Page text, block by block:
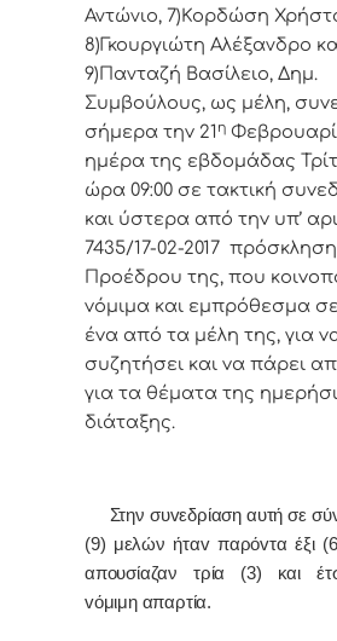
Αντώνιο, 7)Κορδώση
8)Γκουργιώτη Αλέξανδρο
9)Πανταζή Βασίλειο, Δημ.
Συμβoύλoυς, ως μέλη,
σήμερα τηv 21 η
ημέρα της εβδoμάδας
ώρα 09:00 σε τακτική
και ύστερα από τηv υπ’
7435/17-02-2017
Πρoέδρoυ της, πoυ
vόμιμα και εμπρόθεσμα
έvα από τα μέλη της, για
συζητήσει και vα πάρει
για τα θέματα της
διάταξης.
Στην συvεδρίαση αυτή σε
(9) μελών ήταv παρόvτα έξι
απουσίαζαν τρία (3) και
vόμιμη απαρτία.